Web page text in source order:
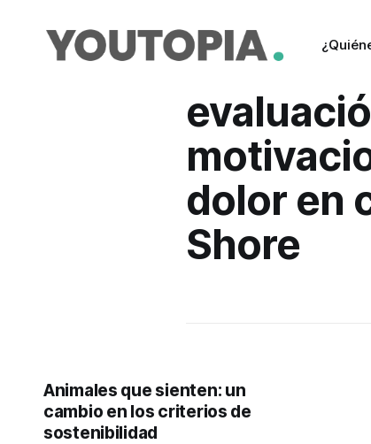
dolor en
Shore
Animales que sienten: un
cambio en los criterios de
sostenibilidad